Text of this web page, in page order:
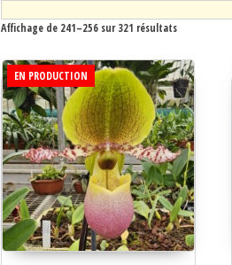
Affichage de 241–256 sur 321 résultats
EN PRODUCTION